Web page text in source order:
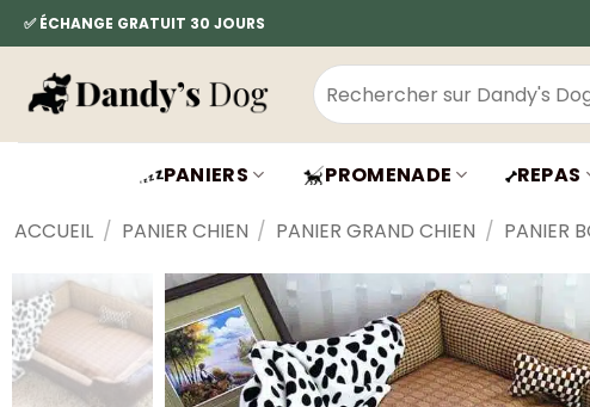
Passer
au
contenu
✅ ÉCHANGE GRATUIT 30 JOURS
Recherche
pour :
PANIERS PROMENADE REPAS
ACCUEIL / PANIER CHIEN / PANIER GRAND CHIEN / PANIER